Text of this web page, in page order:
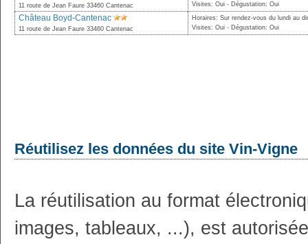
11 route de Jean Faure 33460 Cantenac
Visites: Oui - Dégustation: Oui
Château Boyd-Cantenac
11 route de Jean Faure 33460 Cantenac
Horaires: Sur rendez-vous du lundi au
Visites: Oui - Dégustation: Oui
Réutilisez les données du site Vin-Vigne
La réutilisation au format
images, tableaux, ...), est